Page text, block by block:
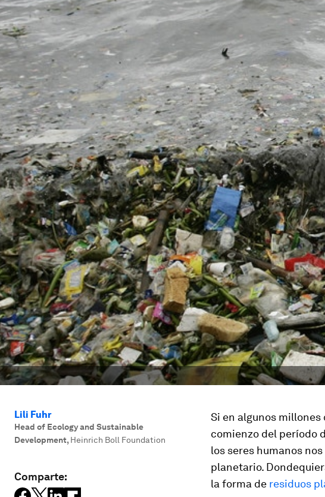
Lili Fuhr
Head of Ecology and Sustainable
Development, Heinrich Boll Foundation
Comparte:
Si en algunos millones
comienzo del período
los seres humanos
planetario.
la forma de residuos